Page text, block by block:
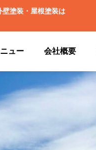
塗装・屋根塗装は
ュー 会社概要